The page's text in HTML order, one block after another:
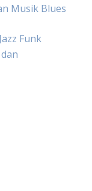
Musik Blues
Funk